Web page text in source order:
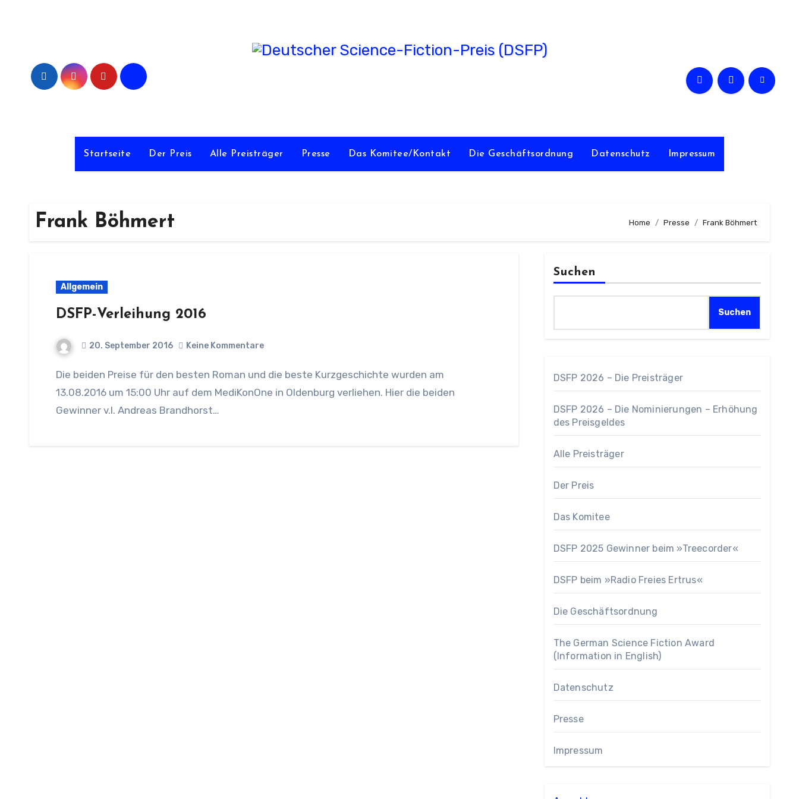
Startseite Der Preis Alle Preisträger Presse Das Komitee/Kontakt Die Geschäftsordnung Datenschutz Impressum
Frank Böhmert Home Presse Frank Böhmert
Allgemein
DSFP-Verleihung 2016
20. September 2016 Keine Kommentare
Die beiden Preise für den besten Roman und die beste Kurzgeschichte wurden am
13.08.2016 um 15:00 Uhr auf dem MediKonOne in Oldenburg verliehen. Hier die beiden
Gewinner v.l. Andreas Brandhorst…
Suchen
Suchen
DSFP 2026 – Die Preisträger
DSFP 2026 – Die Nominierungen – Erhöhung
des Preisgeldes
Alle Preisträger
Der Preis
Das Komitee
DSFP 2025 Gewinner beim »Treecorder«
DSFP beim »Radio Freies Ertrus«
Die Geschäftsordnung
The German Science Fiction Award
(Information in English)
Datenschutz
Presse
Impressum